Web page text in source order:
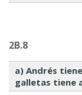
2B.8
a) Andrés
galletas tiene